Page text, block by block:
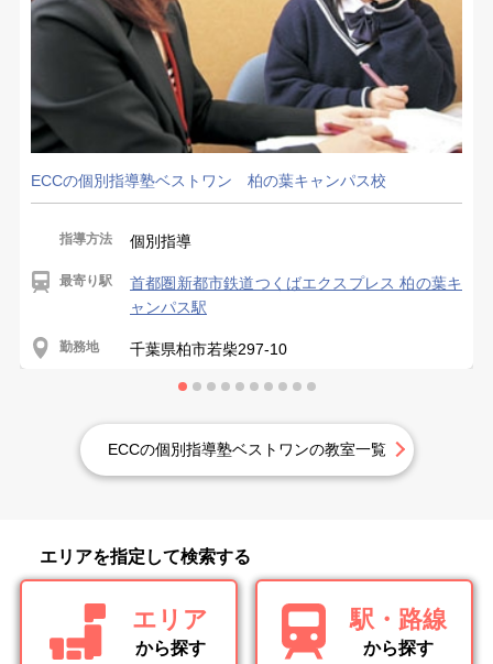
ECCの個別指導塾ベストワン 柏の葉キャンパス校
指導方法 個別指導
最寄り駅
首都圏新都市鉄道つくばエクスプレス 柏の葉キ
ャンパス駅
勤務地 千葉県柏市若柴297-10
ECCの個別指導塾ベストワンの教室一覧
エリアを指定して検索する
エリア
から探す
駅・路線
から探す